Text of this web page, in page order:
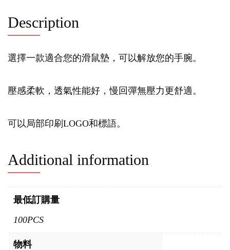
Description
選擇一款適合您的滑鼠墊，可以解放您的手腕。
壓感柔軟，透氣性能好，慢回彈無壓力更舒適。
可以局部印刷LOGO和標語。
Additional information
最低訂購量
100PCS
物料